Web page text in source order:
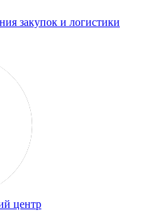
закупок и логистики
центр